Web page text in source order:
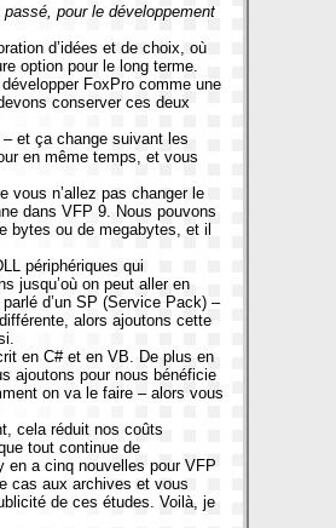
pour le développement
d’idées et de choix, où
option pour le long terme.
FoxPro comme une
conserver ces deux
et ça change suivant les
en même temps, et vous
vous n’allez pas changer le
dans VFP 9. Nous pouvons
bytes ou de megabytes, et il
périphériques qui
jusqu’où on peut aller en
d’un SP (Service Pack) –
alors ajoutons cette
en C# et en VB. De plus en
ajoutons pour nous bénéficie
on va le faire – alors vous
cela réduit nos coûts
tout continue de
en a cinq nouvelles pour VFP
cas aux archives et vous
de ces études. Voilà, je